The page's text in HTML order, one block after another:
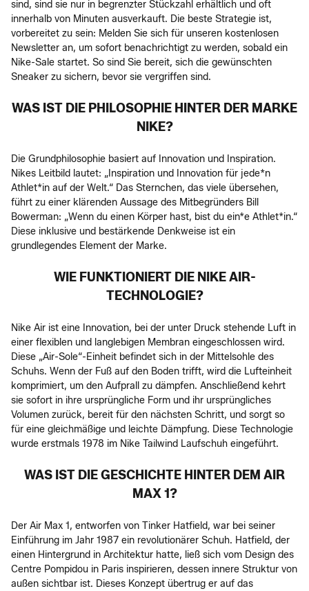
sind, sind sie nur in begrenzter Stückzahl erhältlich und oft
innerhalb von Minuten ausverkauft. Die beste Strategie ist,
vorbereitet zu sein: Melden Sie sich für unseren kostenlosen
Newsletter an, um sofort benachrichtigt zu werden, sobald ein
Nike-Sale startet. So sind Sie bereit, sich die gewünschten
Sneaker zu sichern, bevor sie vergriffen sind.
WAS IST DIE PHILOSOPHIE HINTER DER MARKE
NIKE?
Die Grundphilosophie basiert auf Innovation und Inspiration.
Nikes Leitbild lautet: „Inspiration und Innovation für jede*n
Athlet*in auf der Welt.“ Das Sternchen, das viele übersehen,
führt zu einer klärenden Aussage des Mitbegründers Bill
Bowerman: „Wenn du einen Körper hast, bist du ein*e Athlet*in.“
Diese inklusive und bestärkende Denkweise ist ein
grundlegendes Element der Marke.
WIE FUNKTIONIERT DIE NIKE AIR-
TECHNOLOGIE?
Nike Air ist eine Innovation, bei der unter Druck stehende Luft in
einer flexiblen und langlebigen Membran eingeschlossen wird.
Diese „Air-Sole“-Einheit befindet sich in der Mittelsohle des
Schuhs. Wenn der Fuß auf den Boden trifft, wird die Lufteinheit
komprimiert, um den Aufprall zu dämpfen. Anschließend kehrt
sie sofort in ihre ursprüngliche Form und ihr ursprüngliches
Volumen zurück, bereit für den nächsten Schritt, und sorgt so
für eine gleichmäßige und leichte Dämpfung. Diese Technologie
wurde erstmals 1978 im Nike Tailwind Laufschuh eingeführt.
WAS IST DIE GESCHICHTE HINTER DEM AIR
MAX 1?
Der Air Max 1, entworfen von Tinker Hatfield, war bei seiner
Einführung im Jahr 1987 ein revolutionärer Schuh. Hatfield, der
einen Hintergrund in Architektur hatte, ließ sich vom Design des
Centre Pompidou in Paris inspirieren, dessen innere Struktur von
außen sichtbar ist. Dieses Konzept übertrug er auf das